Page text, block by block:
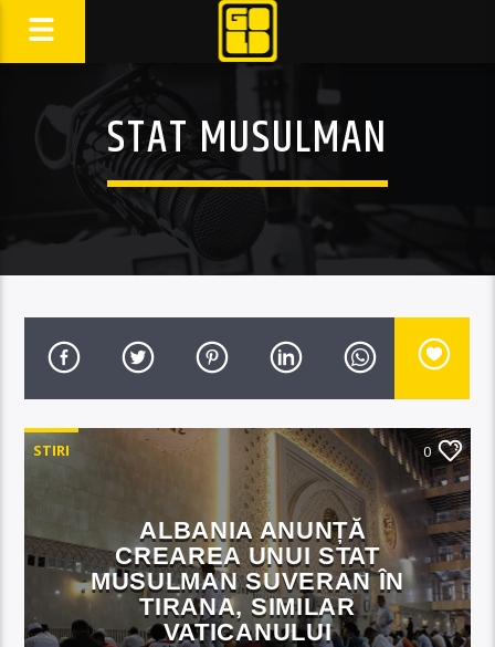
STAT MUSULMAN
STIRI 0
ALBANIA ANUNȚĂ
CREAREA UNUI STAT
MUSULMAN SUVERAN ÎN
TIRANA, SIMILAR
VATICANULUI